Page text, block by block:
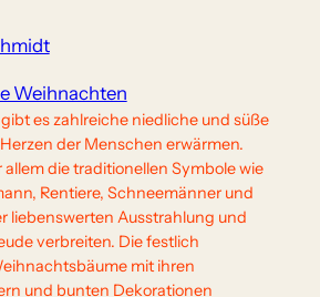
Weihnachten
es zahlreiche niedliche und süße
der Menschen erwärmen.
allem die traditionellen Symbole wie
Rentiere, Schneemänner und
liebenswerten Ausstrahlung und
verbreiten. Die festlich
mit ihren
und bunten Dekorationen